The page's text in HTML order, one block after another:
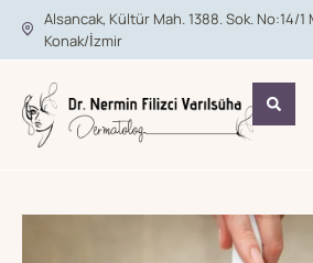
Alsancak, Kültür Mah. 1388. Sok. No:14/
Konak/İzmir